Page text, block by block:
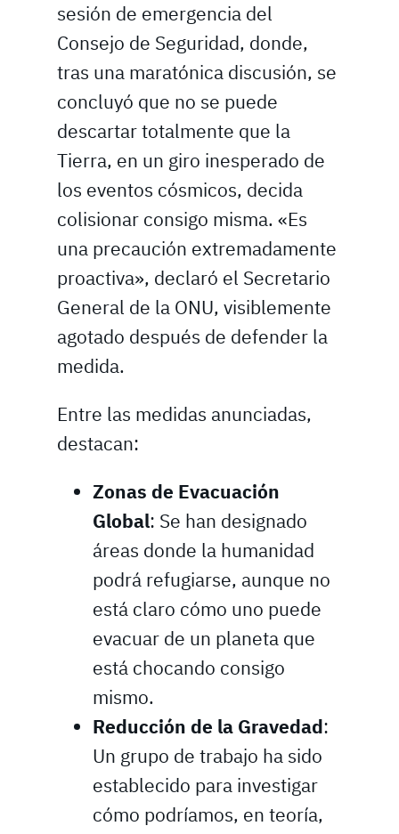
sesión de emergencia del
Consejo de Seguridad, donde,
tras una maratónica discusión, se
concluyó que no se puede
descartar totalmente que la
Tierra, en un giro inesperado de
los eventos cósmicos, decida
colisionar consigo misma. «Es
una precaución extremadamente
proactiva», declaró el Secretario
General de la ONU, visiblemente
agotado después de defender la
medida.
Entre las medidas anunciadas,
destacan:
Zonas de Evacuación
Global: Se han designado
áreas donde la humanidad
podrá refugiarse, aunque no
está claro cómo uno puede
evacuar de un planeta que
está chocando consigo
mismo.
Reducción de la Gravedad:
Un grupo de trabajo ha sido
establecido para investigar
cómo podríamos, en teoría,